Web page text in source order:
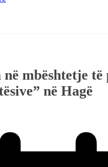
mbështetje të
në Hagë